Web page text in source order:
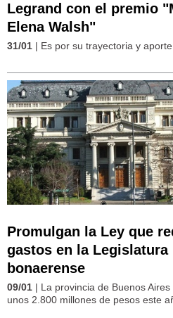
Legrand con el premio
Elena Walsh"
31/01 | Es por su trayectoria y
Promulgan la Ley que
gastos en la Legislatura
bonaerense
09/01 | La provincia de Buenos
unos 2.800 millones de pesos este